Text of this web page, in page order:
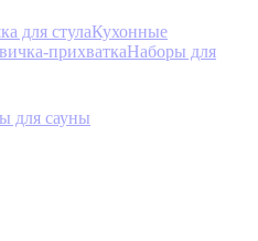
для стулаКухонные
прихваткаНаборы для
для сауны